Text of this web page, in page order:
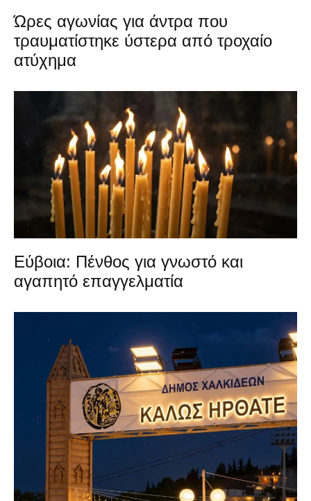
Ώρες αγωνίας για άντρα που
τραυματίστηκε ύστερα από τροχαίο
ατύχημα
Εύβοια: Πένθος για γνωστό και
αγαπητό επαγγελματία